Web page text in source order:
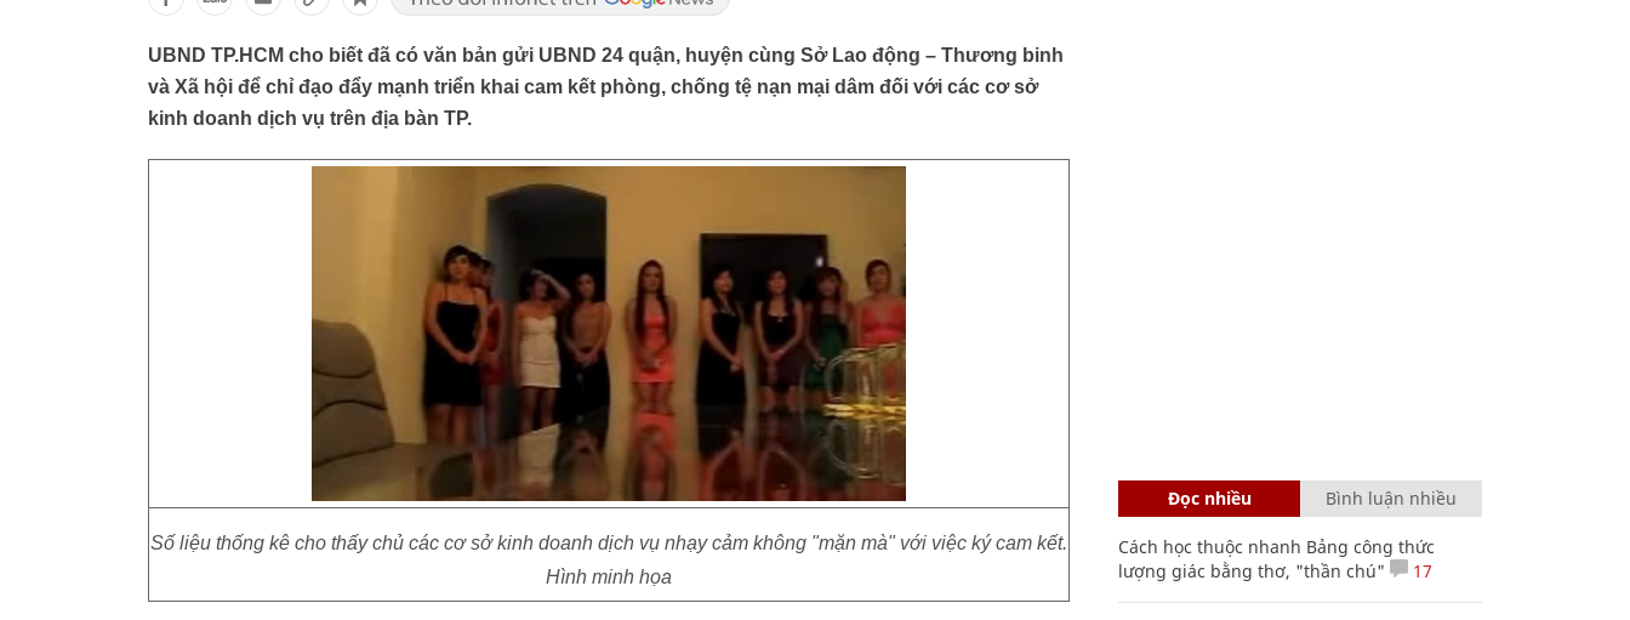
UBND TP.HCM cho biết đã có văn bản gửi UBND 24 quận, huyện cùng Sở Lao động – Thương binh
và Xã hội để chỉ đạo đẩy mạnh triển khai cam kết phòng, chống tệ nạn mại dâm đối với các cơ sở
kinh doanh dịch vụ trên địa bàn TP.
Số liệu thống kê cho thấy chủ các cơ sở kinh doanh dịch vụ nhạy cảm không "mặn mà" với việc ký cam kết.
Hình minh họa
Đọc nhiều Bình luận nhiều
Cách học thuộc nhanh Bảng công thức
lượng giác bằng thơ, "thần chú"
17